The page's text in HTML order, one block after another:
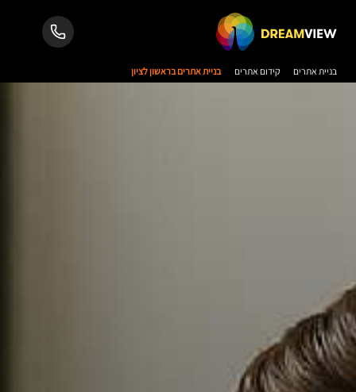
בניית אתרים קידום אתרים בניית אתרים בראשון לציון